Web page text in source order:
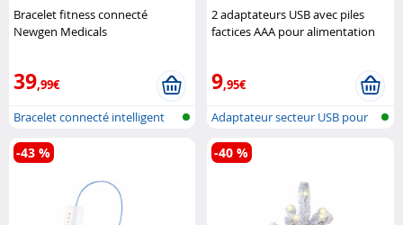
Bracelet fitness connecté
Newgen Medicals
39,99€
Bracelet connecté intelligent
avec ..
2 adaptateurs USB avec piles
factices AAA pour alimentation
9,95€
Adaptateur secteur USB pour
piles d..
-43 % -40 %